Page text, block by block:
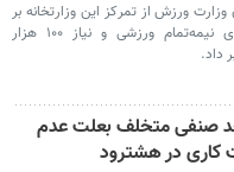
ورزش از تمرکز این وزارتخانه بر
تکمیل پروژه‌های نیمه‌تمام ورزشی و نیاز ۱۰۰ هزار
داد.
۳ واحد صنفی متخلف بعلت عدم
کاری در هشترود